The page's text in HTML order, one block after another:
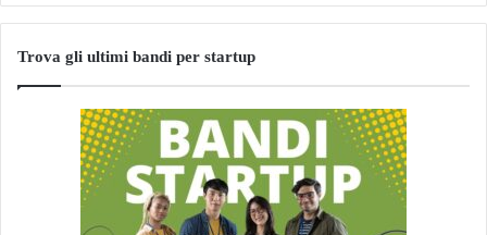
Trova gli ultimi bandi per startup